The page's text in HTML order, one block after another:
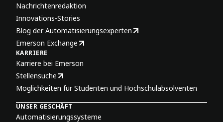
Nachrichtenredaktion
Innovations-Stories
Blog der Automatisierungsexperten
Emerson Exchange
KARRIERE
Karriere bei Emerson
Stellensuche
Möglichkeiten für Studenten und Hochschulabsolventen
UNSER GESCHÄFT
Automatisierungssysteme